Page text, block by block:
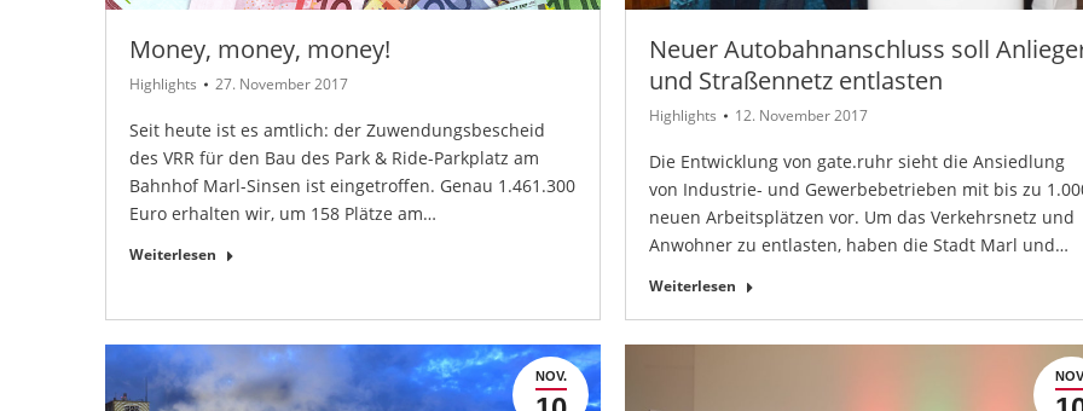
Money, money, money!
Highlights 27. November 2017
Seit heute ist es amtlich: der Zuwendungsbescheid
des VRR für den Bau des Park & Ride-Parkplatz am
Bahnhof Marl-Sinsen ist eingetroffen. Genau 1.461.300
Euro erhalten wir, um 158 Plätze am…
Weiterlesen
Neuer Autobahnanschluss soll
und Straßennetz entlasten
Highlights 12. November 2017
Die Entwicklung von gate.ruhr sieht die Ansiedlung
von Industrie- und Gewerbebetrieben mit bis zu
neuen Arbeitsplätzen vor. Um das Verkehrsnetz und
Anwohner zu entlasten, haben die Stadt Marl und…
Weiterlesen
NOV.